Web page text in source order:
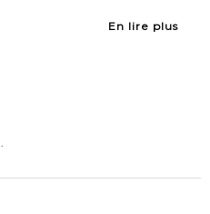
En lire plus